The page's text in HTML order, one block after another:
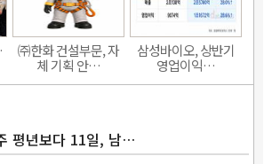
㈜한화 건설부문, 자
체 기획 안…
삼성바이오, 상반기
영업이익…
평년보다 11일, 남…